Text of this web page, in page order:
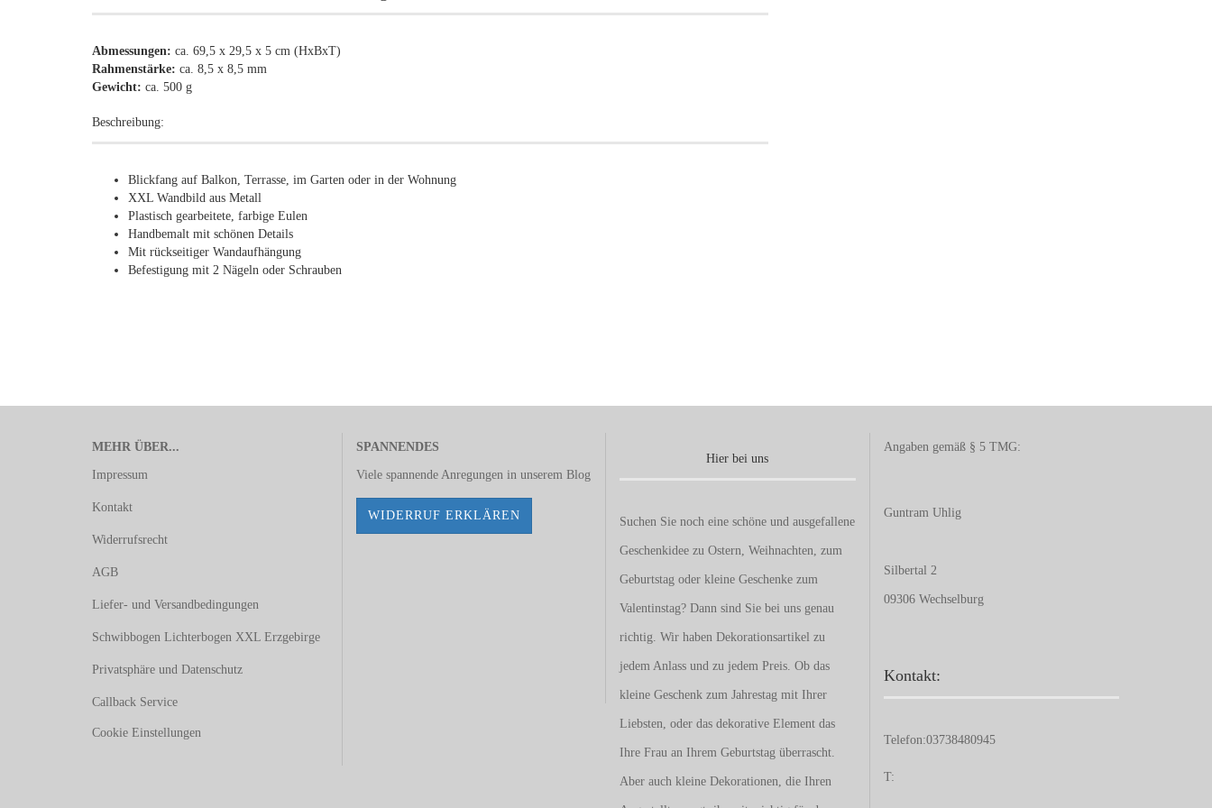
Abmessungen: ca. 69,5 x 29,5 x 5 cm (HxBxT)
Rahmenstärke: ca. 8,5 x 8,5 mm
Gewicht: ca. 500 g
Beschreibung:
Blickfang auf Balkon, Terrasse, im Garten oder in der Wohnung
XXL Wandbild aus Metall
Plastisch gearbeitete, farbige Eulen
Handbemalt mit schönen Details
Mit rückseitiger Wandaufhängung
Befestigung mit 2 Nägeln oder Schrauben
MEHR ÜBER...
Impressum
Kontakt
Widerrufsrecht
AGB
Liefer- und Versandbedingungen
Schwibbogen Lichterbogen XXL Erzgebirge
Privatsphäre und Datenschutz
Callback Service
Cookie Einstellungen
SPANNENDES
Viele spannende Anregungen in unserem Blog
WIDERRUF ERKLÄREN
Hier bei uns
Suchen Sie noch eine schöne und ausgefallene
Geschenkidee zu Ostern, Weihnachten, zum
Geburtstag oder kleine Geschenke zum
Valentinstag? Dann sind Sie bei uns genau
richtig. Wir haben Dekorationsartikel zu
jedem Anlass und zu jedem Preis. Ob das
kleine Geschenk zum Jahrestag mit Ihrer
Liebsten, oder das dekorative Element das
Ihre Frau an Ihrem Geburtstag überrascht.
Aber auch kleine Dekorationen, die Ihren
Angaben gemäß § 5 TMG:
Guntram Uhlig
Silbertal 2
09306 Wechselburg
Kontakt:
Telefon:03738480945
T: